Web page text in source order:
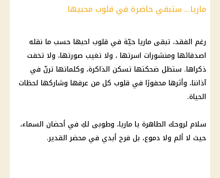
ماريا... ستبقي حاضرة في قلوب محبيها
رغم الفقد، تبقى ماريا حيّة في قلوب احبها حسب ما نقله
اصدقائها ومنشورات اسرتها ، ولا تغيب صورتها، ولا تخفت
ذكراها. ستظل ضحكتها تسكن الذاكرة، وكلماتها ترنّ في
آذاننا، وأثرها محفورًا في قلوب كل من عرفها وشاركها لحظات
الحياة.
سلام لروحك الطاهرة يا ماريا، وطوبى لكِ في أحضان السماء،
حيث لا ألم ولا دموع، بل فرح أبدي في محضر القدير.